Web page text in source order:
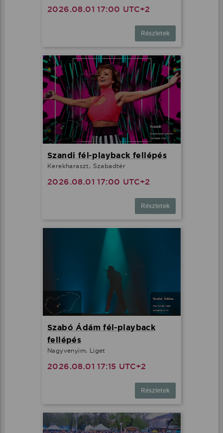
2026.08.01 17:00 UTC+2
Részletek
Szandi fél-playback fellépés
Kerekharaszt, Szabadtér
2026.08.01 17:00 UTC+2
Részletek
Szabó Ádám fél-playback
fellépés
Nagyvenyim, Liget
2026.08.01 17:15 UTC+2
Részletek